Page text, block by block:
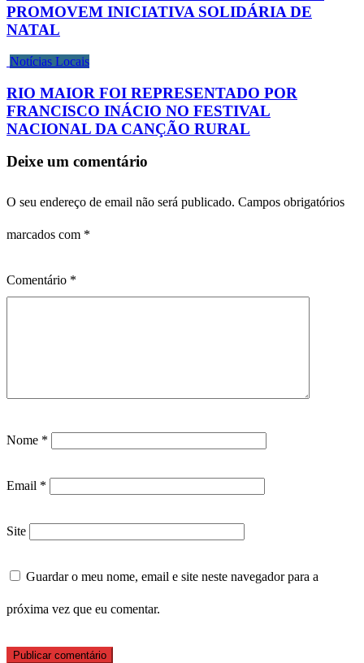
PROMOVEM INICIATIVA SOLIDÁRIA DE
NATAL
Notícias Locais
RIO MAIOR FOI REPRESENTADO POR
FRANCISCO INÁCIO NO FESTIVAL
NACIONAL DA CANÇÃO RURAL
Deixe um comentário
O seu endereço de email não será publicado. Campos obrigatórios
marcados com *
Comentário *
Nome *
Email *
Site
Guardar o meu nome, email e site neste navegador para a
próxima vez que eu comentar.